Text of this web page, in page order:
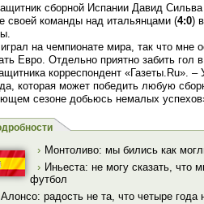
сборной Испании Давид
своей команды над итальянцами (4:0)
на чемпионате мира, так что мне
Евро. Отдельно приятно забить гол
корреспондент «Газеты.Ru». –
которая может победить любую
сезоне добьюсь немалых
› Монтоливо: мы бились как
› Иньеста: не могу сказать, что
футбол
Алонсо: радость не та, что четыре года